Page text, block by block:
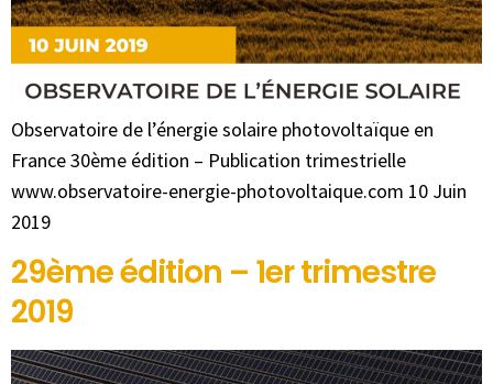
Observatoire de l’énergie solaire photovoltaïque en
France 30ème édition – Publication trimestrielle
www.observatoire-energie-photovoltaique.com 10 Juin
2019
29ème édition – 1er trimestre
2019